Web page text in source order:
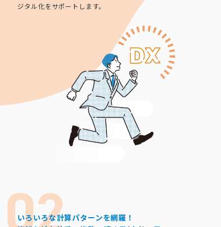
ジタル化をサポートします。
いろいろな計算パターンを網羅！